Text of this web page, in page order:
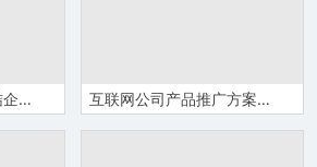
市场营销策略内容总结企业员工营销推广模式学习PPT模板 互联网公司产品推广方案员工营销策略学习心得PPT模板